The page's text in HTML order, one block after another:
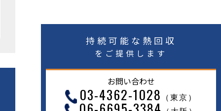
持続可能な熱回収
をご提供します
お問い合わせ
03-4362-1028 （東京）